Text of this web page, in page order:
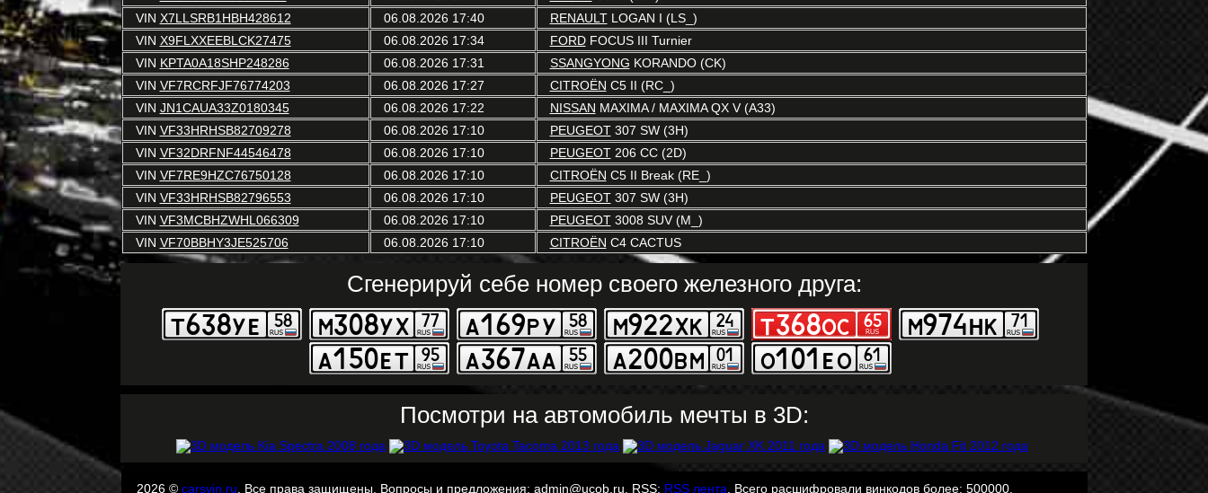
VIN X7LLSRB1HBH428612 06.08.2026 17:40 RENAULTLOGAN I (LS_)
VIN X9FLXXEEBLCK27475 06.08.2026 17:34 FORDFOCUS III Turnier
VIN KPTA0A18SHP248286 06.08.2026 17:31 SSANGYONG KORANDO (CK)
VIN VF7RCRFJF76774203 06.08.2026 17:27 CITROËN C5 II (RC_)
VIN JN1CAUA33Z0180345 06.08.2026 17:22 NISSAN MAXIMA / MAXIMA QX V (A33)
VIN VF33HRHSB82709278 06.08.2026 17:10 PEUGEOT307 SW (3H)
VIN VF32DRFNF44546478 06.08.2026 17:10 PEUGEOT206 CC (2D)
VIN VF7RE9HZC76750128 06.08.2026 17:10 CITROËN C5 II Break (RE_)
VIN VF33HRHSB82796553 06.08.2026 17:10 PEUGEOT307 SW (3H)
VIN VF3MCBHZWHL066309 06.08.2026 17:10 PEUGEOT3008 SUV (M_)
VIN VF70BBHY3JE525706 06.08.2026 17:10 CITROËN C4 CACTUS
Сгенерируй себе номер своего железного друга:
Посмотри на автомобиль мечты в 3D:
2026 © carsvin.ru. Все права защищены. Вопросы и предложения: admin@ucob.ru. RSS: RSS лента. Всего расшифровали винкодов более: 500000.